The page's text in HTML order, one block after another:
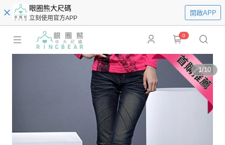
眼圈熊大尺碼
立刻使用官方APP
開啟APP
0
1/10